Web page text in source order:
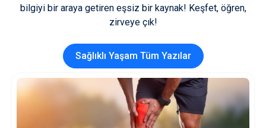
bilgiyi bir araya getiren eşsiz bir kaynak! Keşfet, öğren,
zirveye çık!
Sağlıklı Yaşam Tüm Yazılar